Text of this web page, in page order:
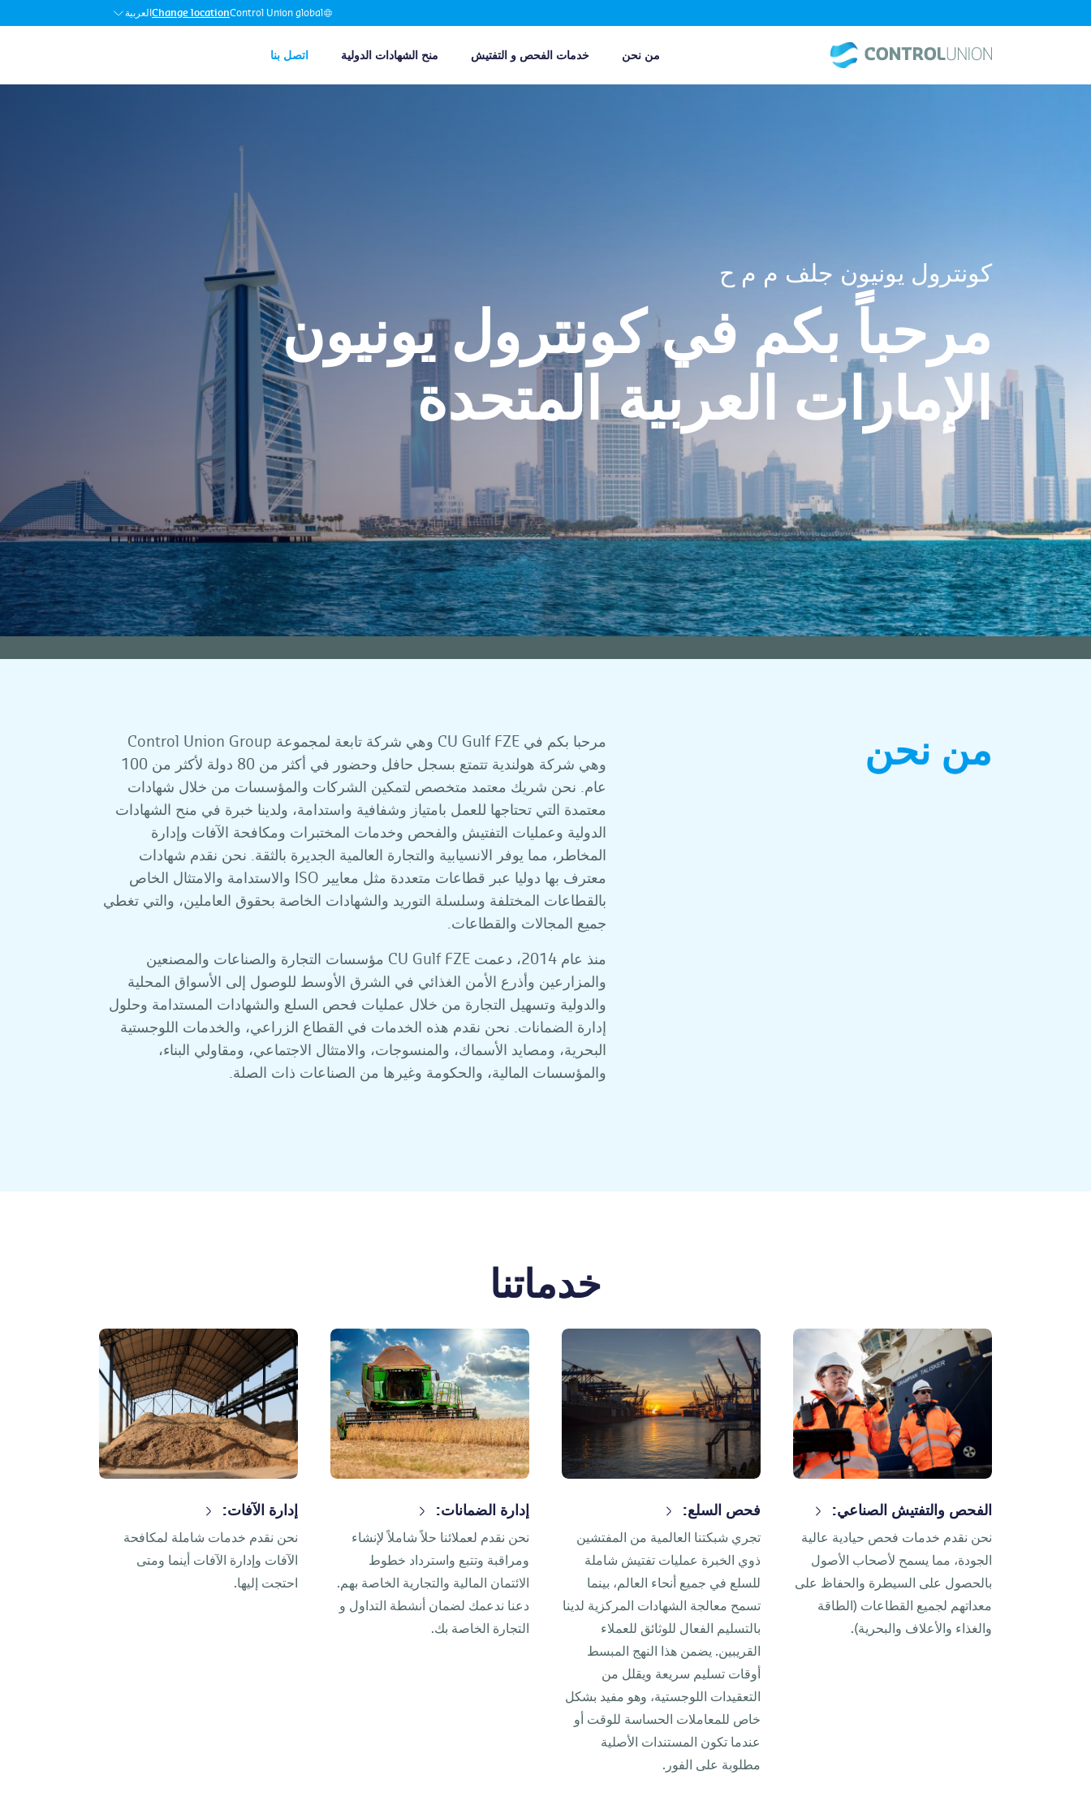
Control Union global
Change location العربية
من نحن خدمات الفحص و التفتيش منح الشهادات الدولية اتصل بنا
كونترول يونيون جلف م م ح
مرحباً بكم في كونترول يونيون
الإمارات العربية المتحدة
من نحن
مرحبا بكم في CU Gulf FZE وهي شركة تابعة لمجموعة Control Union Group
وهي شركة هولندية تتمتع بسجل حافل وحضور في أكثر من 80 دولة لأكثر من 100
عام. نحن شريك معتمد متخصص لتمكين الشركات والمؤسسات من خلال شهادات
معتمدة التي تحتاجها للعمل بامتياز وشفافية واستدامة، ولدينا خبرة في منح الشهادات
الدولية وعمليات التفتيش والفحص وخدمات المختبرات ومكافحة الآفات وإدارة
المخاطر، مما يوفر الانسيابية والتجارة العالمية الجديرة بالثقة. نحن نقدم شهادات
معترف بها دوليا عبر قطاعات متعددة مثل معايير ISO والاستدامة والامتثال الخاص
بالقطاعات المختلفة وسلسلة التوريد والشهادات الخاصة بحقوق العاملين، والتي تغطي
جميع المجالات والقطاعات.
منذ عام 2014، دعمت CU Gulf FZE مؤسسات التجارة والصناعات والمصنعين
والمزارعين وأذرع الأمن الغذائي في الشرق الأوسط للوصول إلى الأسواق المحلية
والدولية وتسهيل التجارة من خلال عمليات فحص السلع والشهادات المستدامة وحلول
إدارة الضمانات. نحن نقدم هذه الخدمات في القطاع الزراعي، والخدمات اللوجستية
البحرية، ومصايد الأسماك، والمنسوجات، والامتثال الاجتماعي، ومقاولي البناء،
والمؤسسات المالية، والحكومة وغيرها من الصناعات ذات الصلة.
خدماتنا
الفحص والتفتيش الصناعي:
نحن نقدم خدمات فحص حيادية عالية
الجودة، مما يسمح لأصحاب الأصول
بالحصول على السيطرة والحفاظ على
معداتهم لجميع القطاعات (الطاقة
والغذاء والأعلاف والبحرية).
فحص السلع:
تجري شبكتنا العالمية من المفتشين
ذوي الخبرة عمليات تفتيش شاملة
للسلع في جميع أنحاء العالم، بينما
تسمح معالجة الشهادات المركزية لدينا
بالتسليم الفعال للوثائق للعملاء
القريبين. يضمن هذا النهج المبسط
أوقات تسليم سريعة ويقلل من
التعقيدات اللوجستية، وهو مفيد بشكل
خاص للمعاملات الحساسة للوقت أو
عندما تكون المستندات الأصلية
مطلوبة على الفور.
إدارة الضمانات:
نحن نقدم لعملائنا حلاً شاملاً لإنشاء
ومراقبة وتتبع واسترداد خطوط
الائتمان المالية والتجارية الخاصة بهم.
دعنا ندعمك لضمان أنشطة التداول و
التجارة الخاصة بك.
إدارة الآفات:
نحن نقدم خدمات شاملة لمكافحة
الآفات وإدارة الآفات أينما ومتى
احتجت إليها.